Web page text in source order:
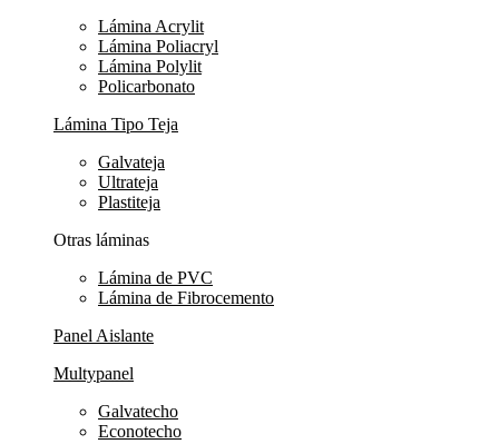
Lámina Acrylit
Lámina Poliacryl
Lámina Polylit
Policarbonato
Lámina Tipo Teja
Galvateja
Ultrateja
Plastiteja
Otras láminas
Lámina de PVC
Lámina de Fibrocemento
Panel Aislante
Multypanel
Galvatecho
Econotecho